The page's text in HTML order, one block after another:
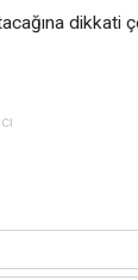
dikkati